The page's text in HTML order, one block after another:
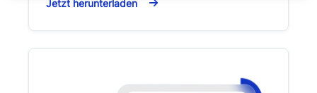
Jetzt herunterladen